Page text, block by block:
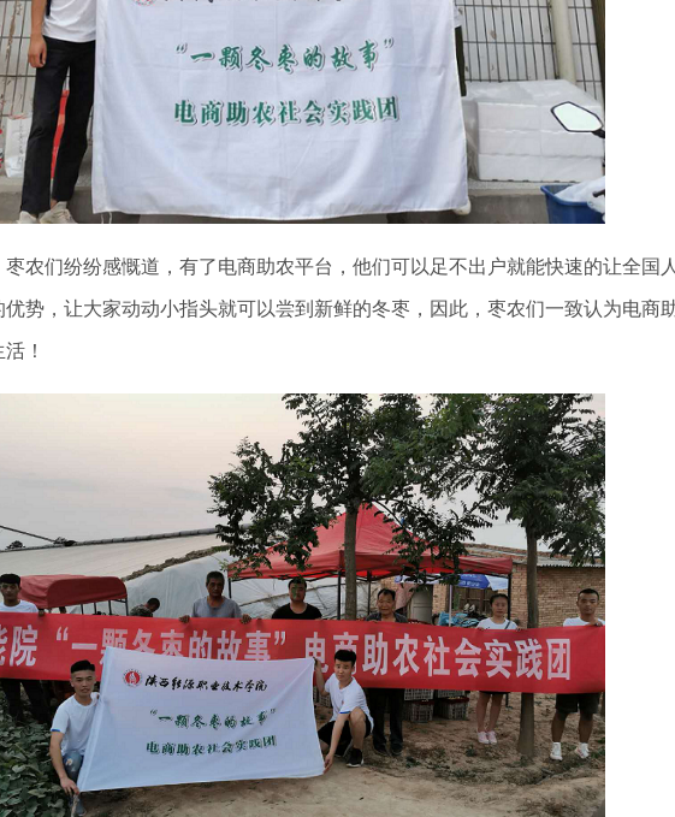
农们纷纷感慨道，有了电商助农平台，他们可以足不出户就能快速的让全国
势，让大家动动小指头就可以尝到新鲜的冬枣，因此，枣农们一致认为电商
！